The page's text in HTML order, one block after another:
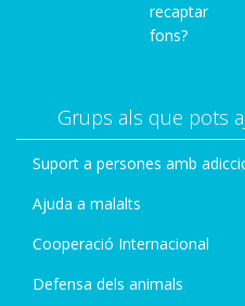
recaptar
fons?
Grups als que pots
Suport a persones amb
Ajuda a malalts
Cooperació Internacional
Defensa dels animals